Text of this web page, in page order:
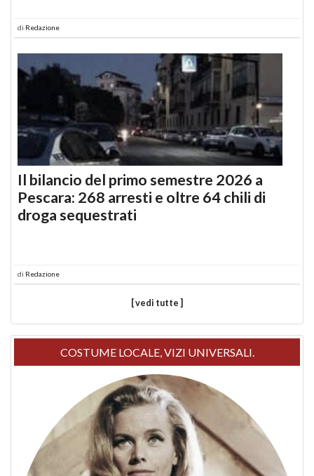
di Redazione
Il bilancio del primo semestre 2026 a
Pescara: 268 arresti e oltre 64 chili di
droga sequestrati
di Redazione
[ vedi tutte ]
COSTUME LOCALE, VIZI UNIVERSALI.